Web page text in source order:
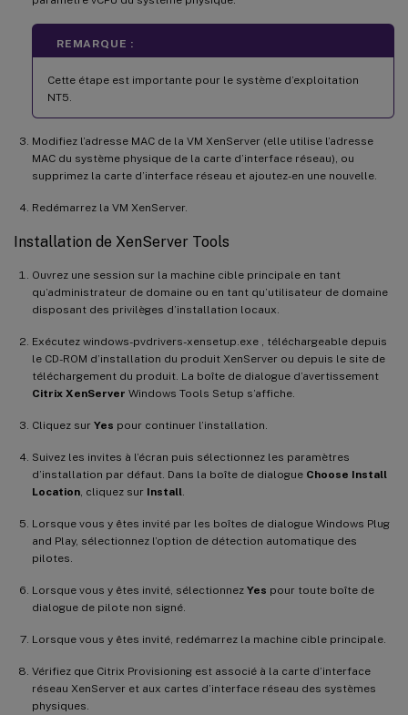
REMARQUE :
Cette étape est importante pour le système d’exploitation
NT5.
Modifiez l’adresse MAC de la VM XenServer (elle utilise l’adresse
MAC du système physique de la carte d’interface réseau), ou
supprimez la carte d’interface réseau et ajoutez-en une nouvelle.
Redémarrez la VM XenServer.
Installation de XenServer Tools
Ouvrez une session sur la machine cible principale en tant
qu’administrateur de domaine ou en tant qu’utilisateur de domaine
disposant des privilèges d’installation locaux.
Exécutez windows-pvdrivers-xensetup.exe , téléchargeable depuis
le CD-ROM d’installation du produit XenServer ou depuis le site de
téléchargement du produit. La boîte de dialogue d’avertissement
Citrix XenServer Windows Tools Setup s’affiche.
Cliquez sur Yes pour continuer l’installation.
Suivez les invites à l’écran puis sélectionnez les paramètres
d’installation par défaut. Dans la boîte de dialogue Choose Install
Location, cliquez sur Install.
Lorsque vous y êtes invité par les boîtes de dialogue Windows Plug
and Play, sélectionnez l’option de détection automatique des
pilotes.
Lorsque vous y êtes invité, sélectionnez Yes pour toute boîte de
dialogue de pilote non signé.
Lorsque vous y êtes invité, redémarrez la machine cible principale.
Vérifiez que Citrix Provisioning est associé à la carte d’interface
réseau XenServer et aux cartes d’interface réseau des systèmes
physiques.